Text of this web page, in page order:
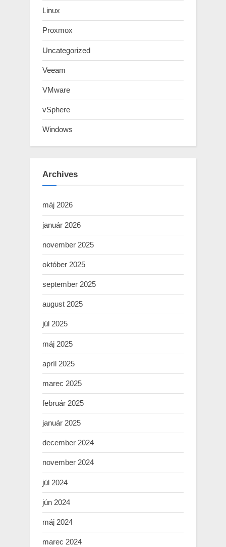
Linux
Proxmox
Uncategorized
Veeam
VMware
vSphere
Windows
Archives
máj 2026
január 2026
november 2025
október 2025
september 2025
august 2025
júl 2025
máj 2025
apríl 2025
marec 2025
február 2025
január 2025
december 2024
november 2024
júl 2024
jún 2024
máj 2024
marec 2024